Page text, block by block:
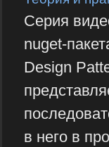
Серия
nuget-
Design
в него в